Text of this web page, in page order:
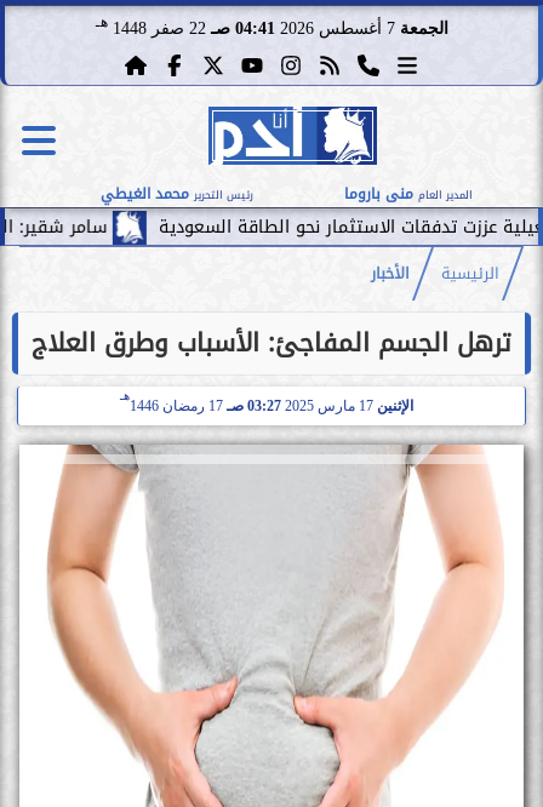
الجمعة 7 أغسطس 2026 04:41 صـ 22 صفر 1448 هـ
المدير العام منى باروما رئيس التحرير محمد الغيطي
سامر شقير: الممرات المالية الاستثمار نحو الطاقة السعودية
الرئيسية الأخبار
ترهل الجسم المفاجئ: الأسباب وطرق العلاج
الإثنين 03:27 صـ 17 رمضان 1446
هـ